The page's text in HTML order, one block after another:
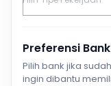
Preferensi Bank
Pilih bank jika
ingin dibantu